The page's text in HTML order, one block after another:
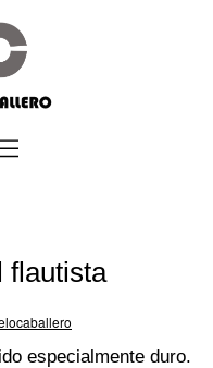
flautista
especialmente duro.